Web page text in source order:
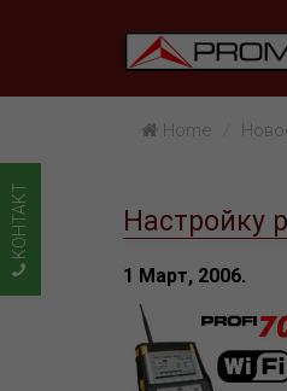
Home
Настройку
1 Март, 2006.
KOHTAKT